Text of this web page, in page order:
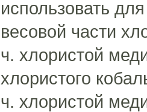
использовать
весовой части
ч. хлористой
хлористого
ч. хлористой